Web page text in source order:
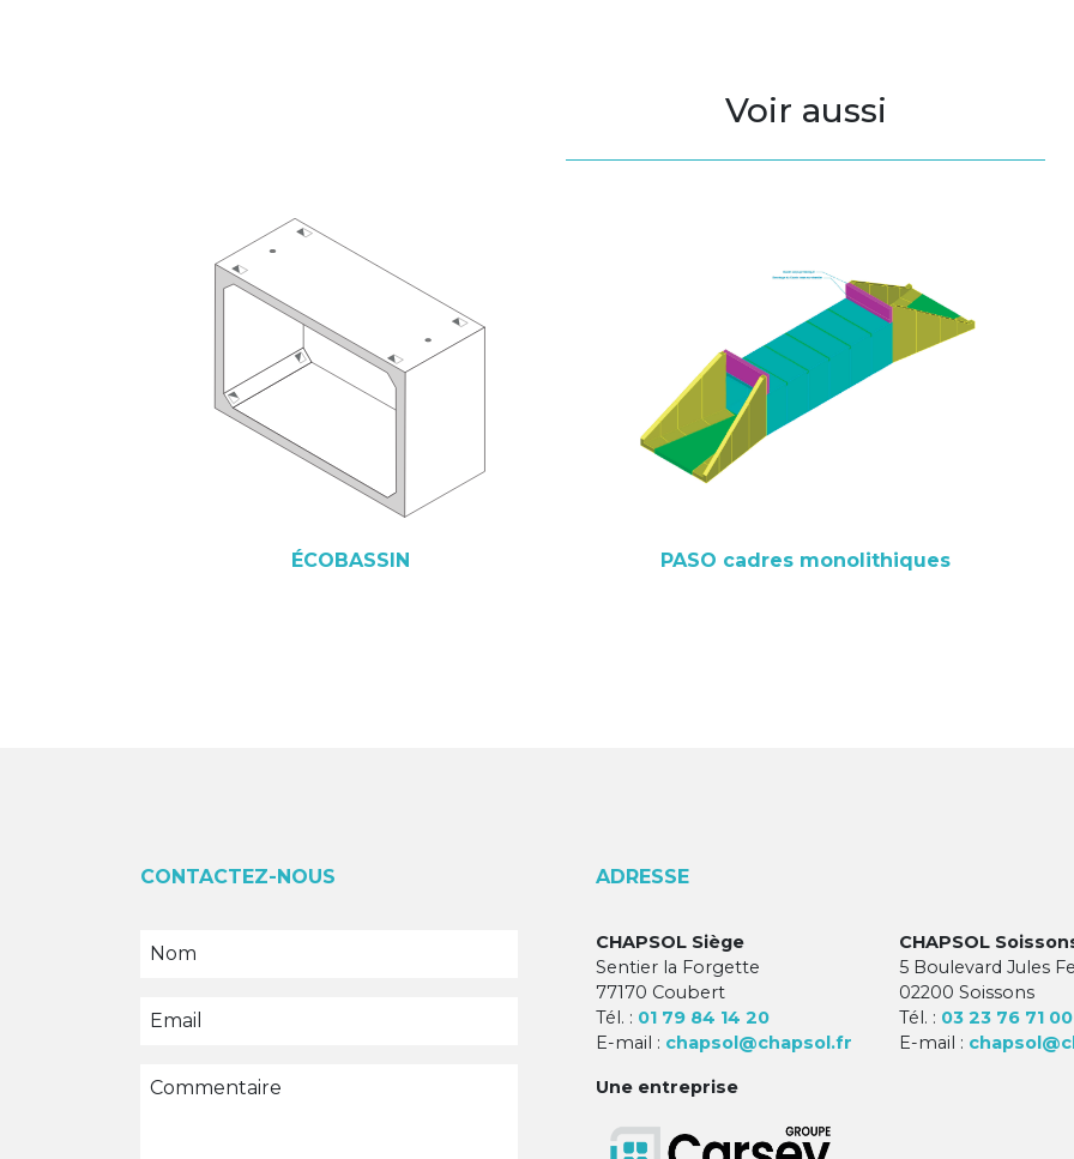
Voir aussi
ÉCOBASSIN PASO cadres monolithiques
CONTACTEZ-NOUS ADRESSE
CHAPSOL Siège
Sentier la Forgette
77170 Coubert
Tél. : 01 79 84 14 20
E-mail : chapsol@chapsol.fr
Une entreprise
CHAPSOL
5 Boulevard Jules
02200 Soissons
Tél. : 03 23 76 71 00
E-mail :